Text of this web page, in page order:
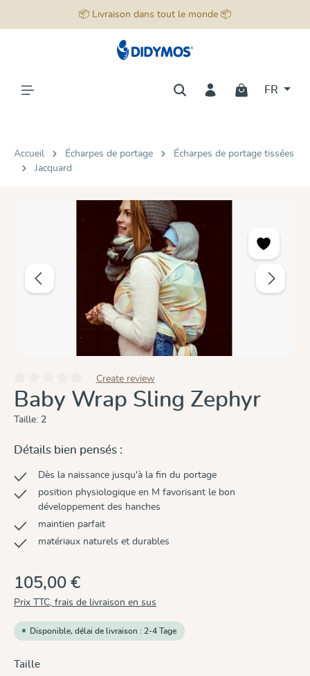
📦 Livraison dans tout le monde 📦
FR
Accueil Écharpes de portage
Écharpes de portage tissées
Jacquard
Ignorer la galerie d'images
Note moyenne de 0 sur 5 étoiles
Create review
Baby Wrap Sling Zephyr
Taille: 2
Détails bien pensés :
Dès la naissance jusqu'à la fin du portage
position physiologique en M favorisant le bon
développement des hanches
maintien parfait
matériaux naturels et durables
105,00 €
Prix TTC, frais de livraison en sus
Disponible, délai de livraison : 2-4 Tage
Sélectionnez
Taille